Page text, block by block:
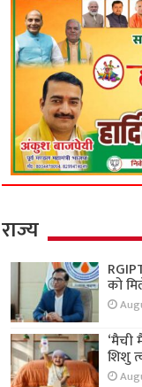
राज्य
को
‘मैची
शिशु